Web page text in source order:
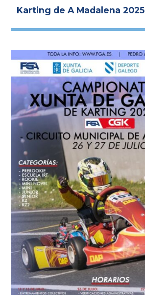
Karting de A Madalena 2025